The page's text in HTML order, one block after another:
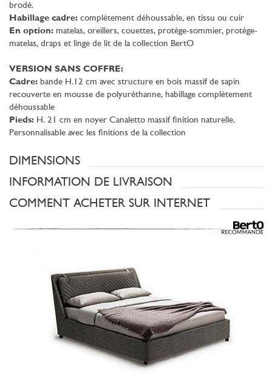
brodé.
Habillage cadre: complètement déhoussable, en tissu ou cuir
En option: matelas, oreillers, couettes, protège-sommier, protège-
matelas, draps et linge de lit de la collection BertO
VERSION SANS COFFRE:
Cadre: bande H.12 cm avec structure en bois massif de sapin
recouverte en mousse de polyuréthanne, habillage complètement
déhoussable
Pieds: H. 21 cm en noyer Canaletto massif finition naturelle.
Personnalisable avec les finitions de la collection
DIMENSIONS
INFORMATION DE LIVRAISON
COMMENT ACHETER SUR INTERNET